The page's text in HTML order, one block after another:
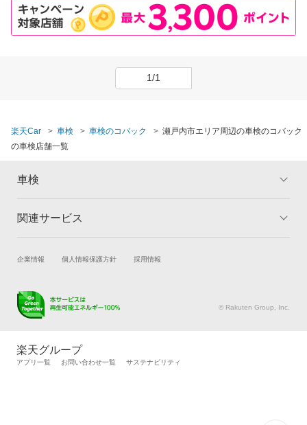
1/1
楽天Car 車検 車検のコバック
瀬戸内市エリア周辺の車検のコバック
の車検店舗一覧
車検
トップ
車検の基礎知識 キャンペーン一覧
関連サービス
試乗・商談 新車購入
キズ修理予約
メンテナンス管理
タイヤ交換サービス
自動車カタログ 自動車保険
企業情報 個人情報保護方針 採用情報
© Rakuten Group, Inc.
楽天グループ
アプリ一覧 お問い合わせ一覧 サステナビリティ